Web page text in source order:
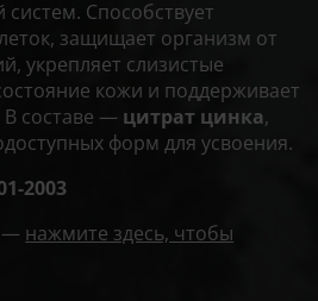
Способствует
защищает организм от
укрепляет слизистые
кожи и поддерживает
составе — цитрат цинка,
форм для усвоения.
2003
— нажмите здесь, чтобы